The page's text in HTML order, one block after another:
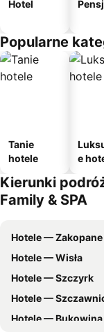
Hotel
Popularne
Tanie
hotele
e
Kierunki
Family & SPA
Hotele — Zakopane
Hotele — Wisła
Hotele — Szczyrk
Hotele —
Hotele — Bukowina